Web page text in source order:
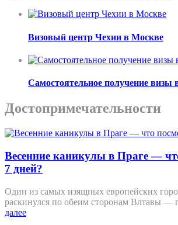
Визовый центр Чехии в Москве
Самостоятельное получение визы
Достопримечательности
Весенние каникулы в Праге —
7 дней?
Один из самых изящных европейских
раскинулся по обеим сторонам Влтавы —
далее